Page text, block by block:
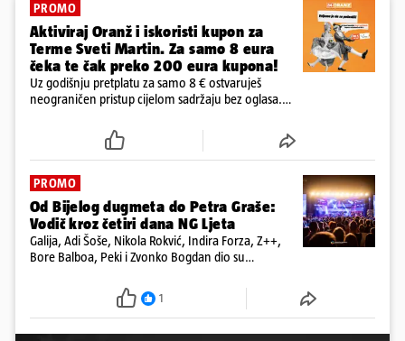
PROMO
Aktiviraj Oranž i iskoristi kupon za
Terme Sveti Martin. Za samo 8 eura
čeka te čak preko 200 eura kupona!
Uz godišnju pretplatu za samo 8 € ostvaruješ
neograničen pristup cijelom sadržaju bez oglasa.
dnevne e-novine 24sata i tjednika Express. Ali ni to
PROMO
Od Bijelog dugmeta do Petra Graše:
Vodič kroz četiri dana NG Ljeta
Galija, Adi Šoše, Nikola Rokvić, Indira Forza, Z++,
Bore Balboa, Peki i Zvonko Bogdan dio su
16. kolovoza održati na dvije pozornice
1